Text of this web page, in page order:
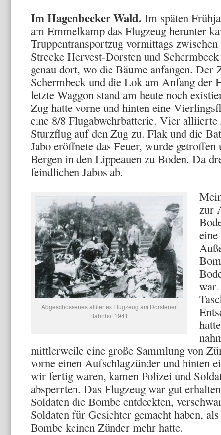
Im Hagenbecker Wald. Im späten
am Emmelkamp das Flugzeug herunter
Truppentransportzug vormittags
Strecke Hervest-Dorsten und
genau dort, wo die Bäume anfangen. Der
Schermbeck und die Lok am Anfang der
letzte Waggon stand am heute noch
Zug hatte vorne und hinten eine
eine 8/8 Flugabwehrbatterie. Vier alliierte
Sturzflug auf den Zug zu. Flak und die
Jabo eröffnete das Feuer, wurde
Bergen in den Lippeauen zu Boden. Da
feindlichen Jabos ab.
Abgeschossenes alliiertes Flugzeug am Dorstener
Bahnhof 1941
zur
eine
mittlerweile eine große Sammlung von
vorne einen Aufschlagzünder und hinten
wir fertig waren, kamen Polizei und
absperrten. Das Flugzeug war gut
Soldaten die Bombe entdeckten,
Soldaten für Gesichter gemacht haben,
Bombe keinen Zünder mehr hatte.